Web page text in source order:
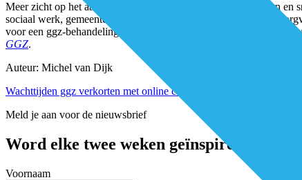
Meer zicht op het aantal wachtenden, minder lange wachttijden
sociaal werk, gemeenten, huisartsen, patiëntenverenigingen en
voor een ggz-behandeling. Deze kunnen daardoor sneller en beter
GGZ.
Auteur: Michel van Dijk
Wachttijden ggz verkorten met online casuïstiekbesprekingen
Meld je aan voor de nieuwsbrief
Word elke twee weken geïnspireerd en
Voornaam